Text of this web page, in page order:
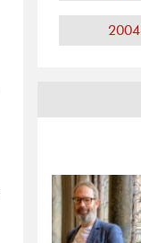
2004